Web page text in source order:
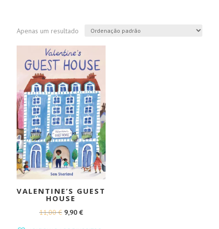
Apenas um resultado
VALENTINE’S GUEST
HOUSE
11,00€ O
9,90 €O